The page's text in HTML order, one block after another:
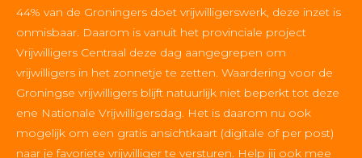
44% van de Groningers doet vrijwilligerswerk, deze inzet is
onmisbaar. Daarom is vanuit het provinciale project
Vrijwilligers Centraal deze dag aangegrepen om
vrijwilligers in het zonnetje te zetten. Waardering voor de
Groningse vrijwilligers blijft natuurlijk niet beperkt tot deze
ene Nationale Vrijwilligersdag. Het is daarom nu ook
mogelijk om een gratis ansichtkaart (digitale of per post)
naar je favoriete vrijwilliger te versturen. Help jij ook mee